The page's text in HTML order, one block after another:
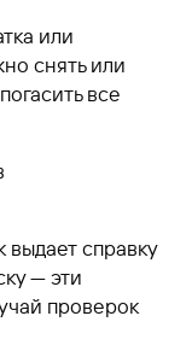
или
снять или
все
справку
— эти
проверок